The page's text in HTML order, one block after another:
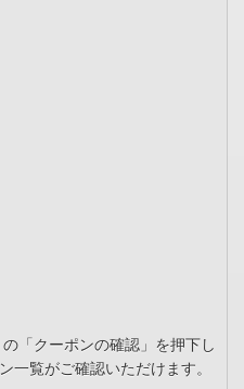
「クーポンの確認」を押下し
一覧がご確認いただけます。